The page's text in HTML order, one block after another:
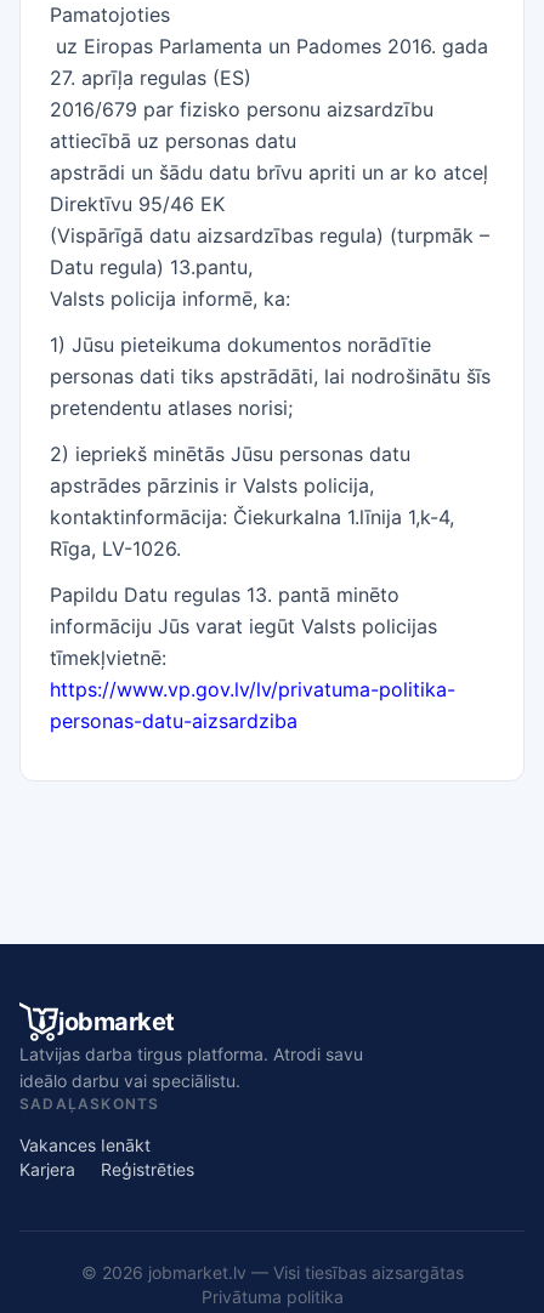
Pamatojoties
uz Eiropas Parlamenta un Padomes 2016. gada
27. aprīļa regulas (ES)
2016/679 par fizisko personu aizsardzību
attiecībā uz personas datu
apstrādi un šādu datu brīvu apriti un ar ko atceļ
Direktīvu 95/46 EK
(Vispārīgā datu aizsardzības regula) (turpmāk –
Datu regula) 13.pantu,
Valsts policija informē, ka:
1) Jūsu pieteikuma dokumentos norādītie
personas dati tiks apstrādāti, lai nodrošinātu šīs
pretendentu atlases norisi;
2) iepriekš minētās Jūsu personas datu
apstrādes pārzinis ir Valsts policija,
kontaktinformācija: Čiekurkalna 1.līnija 1,k-4,
Rīga, LV-1026.
Papildu Datu regulas 13. pantā minēto
informāciju Jūs varat iegūt Valsts policijas
tīmekļvietnē:
https://www.vp.gov.lv/lv/privatuma-politika-
personas-datu-aizsardziba
jobmarket
Latvijas darba tirgus platforma. Atrodi savu
ideālo darbu vai speciālistu.
SADAĻAS
Vakances
Karjera
KONTS
Ienākt
Reģistrēties
© 2026 jobmarket.lv — Visi tiesības aizsargātas
Privātuma politika